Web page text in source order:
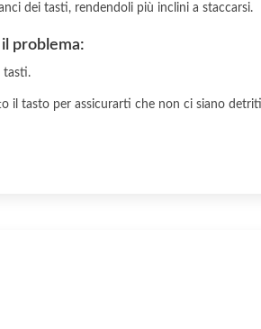
dei tasti, rendendoli più inclini a staccarsi.
problema:
tasti.
il tasto per assicurarti che non ci siano